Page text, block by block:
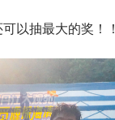
以抽最大的奖！！